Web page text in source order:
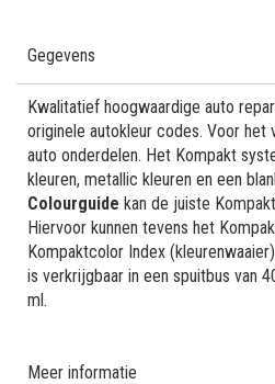
Gegevens
Kwalitatief hoogwaardige auto
originele autokleur codes. Voor het
auto onderdelen. Het Kompakt
kleuren, metallic kleuren en een
Colourguide kan de juiste
Hiervoor kunnen tevens het
Kompaktcolor Index
is verkrijgbaar in een spuitbus van
ml.
Meer informatie